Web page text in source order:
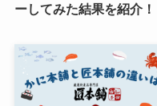
ーしてみた結果を紹介！